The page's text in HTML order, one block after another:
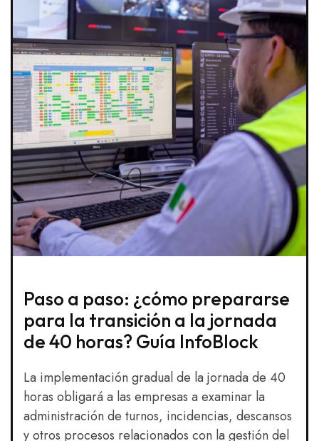
Paso a paso: ¿cómo prepararse
para la transición a la jornada
de 40 horas? Guía InfoBlock
La implementación gradual de la jornada de 40
horas obligará a las empresas a examinar la
administración de turnos, incidencias, descansos
y otros procesos relacionados con la gestión del